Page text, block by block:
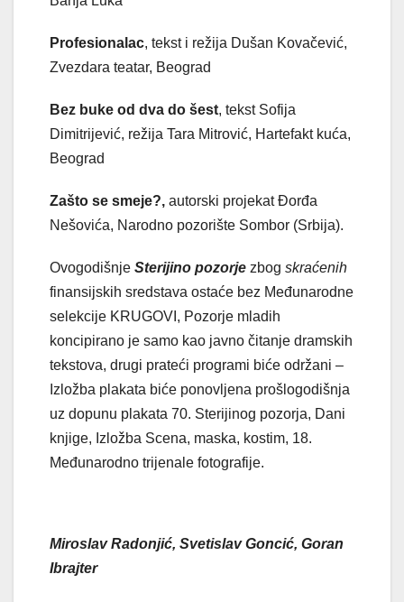
Profesionalac, tekst i režija Dušan Kovačević,
Zvezdara teatar, Beograd
Bez buke od dva do šest, tekst Sofija
Dimitrijević, režija Tara Mitrović, Hartefakt kuća,
Beograd
Zašto se smeje?, autorski projekat Đorđa
Nešovića, Narodno pozorište Sombor (Srbija).
Ovogodišnje Sterijino pozorje zbog skraćenih
finansijskih sredstava ostaće bez Međunarodne
selekcije KRUGOVI, Pozorje mladih
koncipirano je samo kao javno čitanje dramskih
tekstova, drugi prateći programi biće održani –
Izložba plakata biće ponovljena prošlogodišnja
uz dopunu plakata 70. Sterijinog pozorja, Dani
knjige, Izložba Scena, maska, kostim, 18.
Međunarodno trijenale fotografije.
Miroslav Radonjić, Svetislav Goncić, Goran
Ibrajter